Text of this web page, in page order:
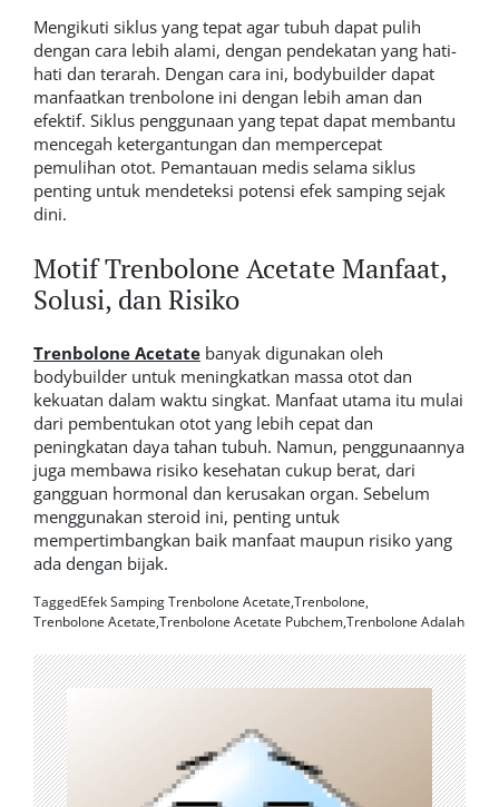
Mengikuti siklus yang tepat agar tubuh dapat pulih
dengan cara lebih alami, dengan pendekatan yang hati-
hati dan terarah. Dengan cara ini, bodybuilder dapat
manfaatkan trenbolone ini dengan lebih aman dan
efektif. Siklus penggunaan yang tepat dapat membantu
mencegah ketergantungan dan mempercepat
pemulihan otot. Pemantauan medis selama siklus
penting untuk mendeteksi potensi efek samping sejak
dini.
Motif Trenbolone Acetate Manfaat,
Solusi, dan Risiko
Trenbolone Acetate banyak digunakan oleh
bodybuilder untuk meningkatkan massa otot dan
kekuatan dalam waktu singkat. Manfaat utama itu mulai
dari pembentukan otot yang lebih cepat dan
peningkatan daya tahan tubuh. Namun, penggunaannya
juga membawa risiko kesehatan cukup berat, dari
gangguan hormonal dan kerusakan organ. Sebelum
menggunakan steroid ini, penting untuk
mempertimbangkan baik manfaat maupun risiko yang
ada dengan bijak.
TaggedEfek Samping Trenbolone Acetate,Trenbolone,
Trenbolone Acetate,Trenbolone Acetate Pubchem,Trenbolone Adalah